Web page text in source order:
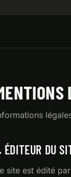
ÉDITEUR DU
site est édité par